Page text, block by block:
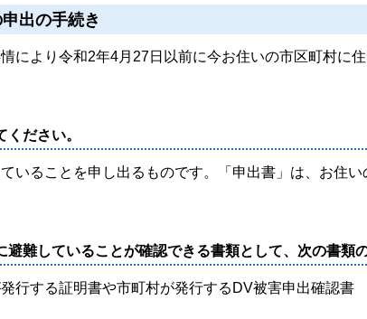
出の手続き
により令和2年4月27日以前に今お住いの市区町村に
ださい。
ることを申し出るものです。「申出書」は、お住
難していることが確認できる書類として、次の書類
行する証明書や市町村が発行するDV被害申出確認書